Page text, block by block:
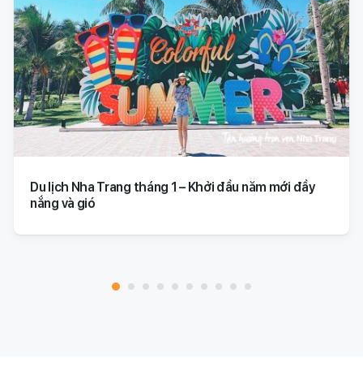
Du lịch Nha Trang tháng 1 – Khởi đầu năm mới đầy
nắng và gió